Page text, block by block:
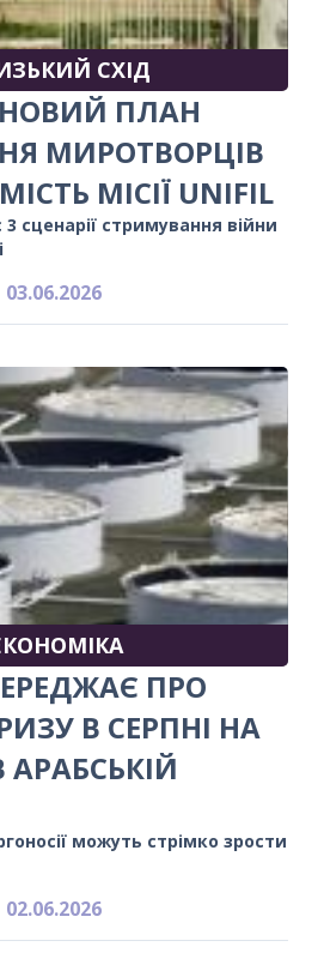
СХІД
ПЛАН
МИРОТВОРЦІВ
МІСІЇ UNIFIL
сценарії стримування війни
03.06.2026
ПРО
В СЕРПНІ НА
АРАБСЬКІЙ
можуть стрімко зрости
02.06.2026